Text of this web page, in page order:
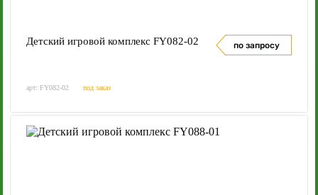
Детский игровой комплекс FY082-02 по запросу
арт: FY082-02 под заказ